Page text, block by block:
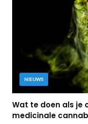
NIEUWS
Wat te doen als je
medicinale